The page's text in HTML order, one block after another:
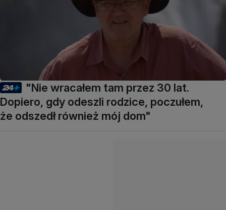
"Nie wracałem tam przez 30 lat.
Dopiero, gdy odeszli rodzice, poczułem,
że odszedł również mój dom"